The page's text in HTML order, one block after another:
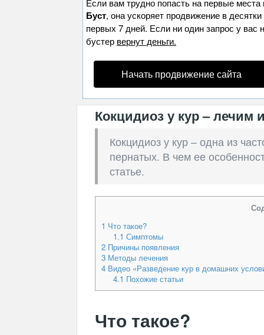
Если вам трудно попасть на первые
Буст, она ускоряет продвижение в
первых 7 дней. Если ни один запрос у вас
бустер вернут деньги.
Начать продвижение сайта
Кокцидиоз у кур – лечим
Кокцидиоз у кур – одна из
пернатых. В чем ее
статье.
1 Что такое?
1.1 Симптомы
2 Причины появления
3 Методы лечения
4 Видео «Разведение кур в домашних
4.1 Похожие статьи
Что такое?